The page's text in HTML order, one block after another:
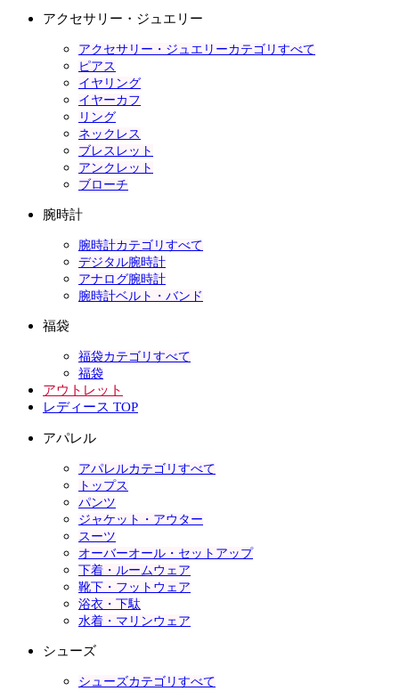
アクセサリー・ジュエリー
アクセサリー・ジュエリーカテゴリすべて
ピアス
イヤリング
イヤーカフ
リング
ネックレス
ブレスレット
アンクレット
ブローチ
腕時計
腕時計カテゴリすべて
デジタル腕時計
アナログ腕時計
腕時計ベルト・バンド
福袋
福袋カテゴリすべて
福袋
アウトレット
レディース TOP
アパレル
アパレルカテゴリすべて
トップス
パンツ
ジャケット・アウター
スーツ
オーバーオール・セットアップ
下着・ルームウェア
靴下・フットウェア
浴衣・下駄
水着・マリンウェア
シューズ
シューズカテゴリすべて